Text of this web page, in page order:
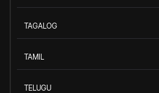
TAGALOG
TAMIL
TELUGU